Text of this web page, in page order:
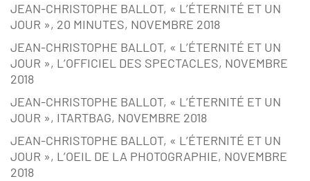
JEAN-CHRISTOPHE BALLOT, « L’ÉTERNITÉ ET UN
JOUR », 20 MINUTES, NOVEMBRE 2018
JEAN-CHRISTOPHE BALLOT, « L’ÉTERNITÉ ET UN
JOUR », L’OFFICIEL DES SPECTACLES, NOVEMBRE
2018
JEAN-CHRISTOPHE BALLOT, « L’ÉTERNITÉ ET UN
JOUR », ITARTBAG, NOVEMBRE 2018
JEAN-CHRISTOPHE BALLOT, « L’ÉTERNITÉ ET UN
JOUR », L’OEIL DE LA PHOTOGRAPHIE, NOVEMBRE
2018